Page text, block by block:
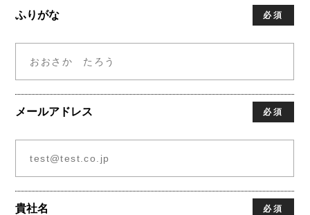
ふりがな 必須
メールアドレス 必須
貴社名 必須